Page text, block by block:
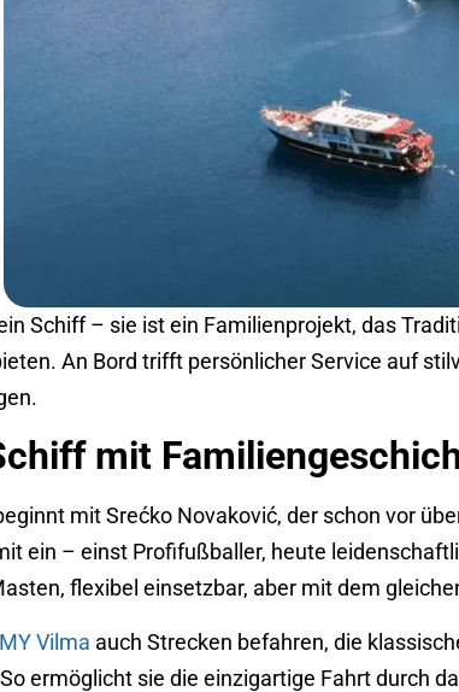
Schiff – sie ist ein Familienprojekt, das
An Bord trifft persönlicher Service auf
mit
mit Srećko Novaković, der schon vor
ein – einst Profifußballer, heute
flexibel einsetzbar, aber mit dem
MY Vilma auch Strecken befahren, die
ermöglicht sie die einzigartige Fahrt durch